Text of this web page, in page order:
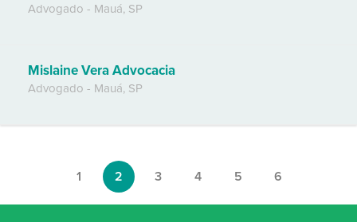
Advogado - Mauá, SP
Mislaine Vera Advocacia
Advogado - Mauá, SP
1 2 3 4 5 6